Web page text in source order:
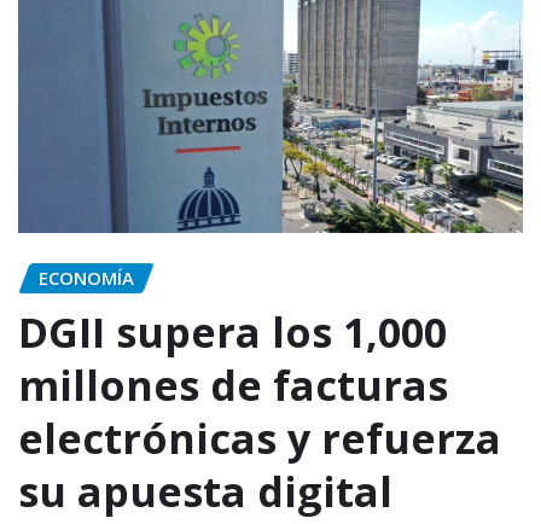
ECONOMÍA
DGII supera los 1,000
millones de facturas
electrónicas y refuerza
su apuesta digital